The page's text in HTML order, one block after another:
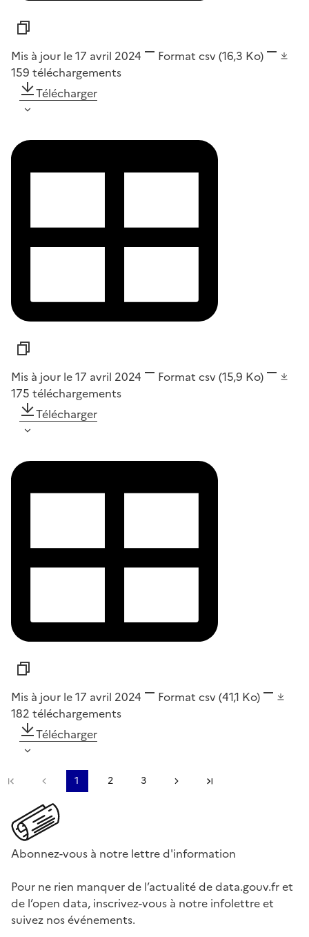
Mis à jour le 17 avril 2024 Format csv(16,3 Ko)
159 téléchargements
Télécharger
Mis à jour le 17 avril 2024 Format csv(15,9 Ko)
175 téléchargements
Télécharger
Mis à jour le 17 avril 2024 Format csv(41,1 Ko)
182 téléchargements
Télécharger
Première pagePage précédente
1 2 3 Page suivante
Abonnez-vous à notre lettre d'information
Pour ne rien manquer de l’actualité de data.gouv.fr et
de l’open data, inscrivez-vous à notre infolettre et
suivez nos événements.